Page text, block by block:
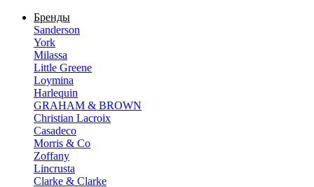
Бренды
Sanderson
York
Milassa
Little Greene
Loymina
Harlequin
GRAHAM & BROWN
Christian Lacroix
Casadeco
Morris & Co
Zoffany
Lincrusta
Clarke & Clarke